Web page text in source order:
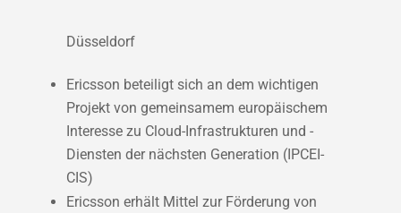
Düsseldorf
Ericsson beteiligt sich an dem wichtigen
Projekt von gemeinsamem europäischem
Interesse zu Cloud-Infrastrukturen und -
Diensten der nächsten Generation (IPCEI-
CIS)
Ericsson erhält Mittel zur Förderung von